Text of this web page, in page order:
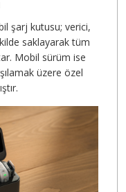
şarj kutusu; verici,
saklayarak tüm
Mobil sürüm ise
üzere özel